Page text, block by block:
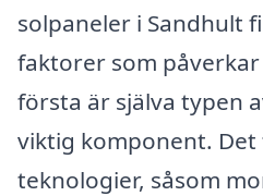
solpaneler i Sandhult
faktorer som
första är själva typen
viktig komponent. Det
teknologier, såsom